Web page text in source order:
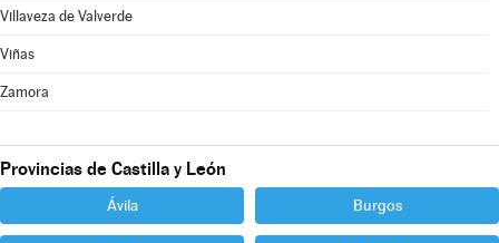
Villaveza de Valverde
Viñas
Zamora
Provincias de Castilla y León
Ávila Burgos